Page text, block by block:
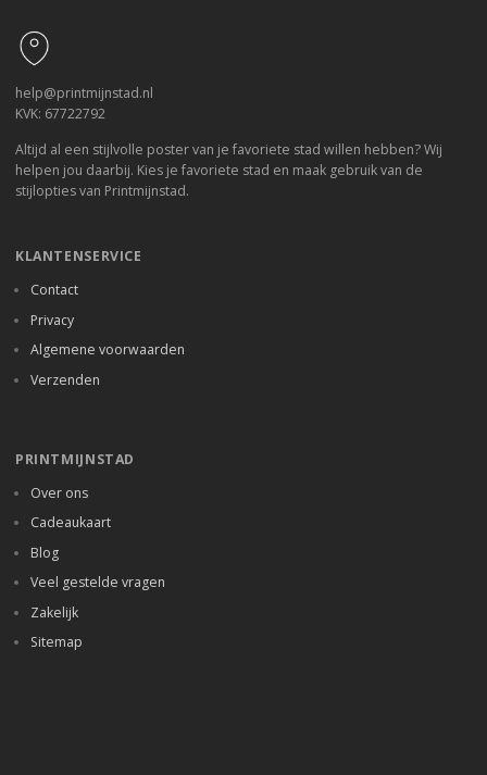
help@printmijnstad.nl
KVK: 67722792
Altijd al een stijlvolle poster van je favoriete stad willen hebben? Wij
helpen jou daarbij. Kies je favoriete stad en maak gebruik van de
stijlopties van Printmijnstad.
KLANTENSERVICE
Contact
Privacy
Algemene voorwaarden
Verzenden
PRINTMIJNSTAD
Over ons
Cadeaukaart
Blog
Veel gestelde vragen
Zakelijk
Sitemap